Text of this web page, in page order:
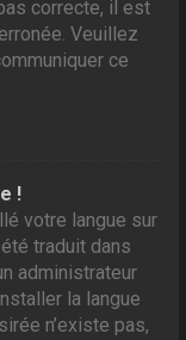
correcte, il est
Veuillez
ce
!
votre langue sur
traduit dans
administrateur
la langue
n’existe pas,